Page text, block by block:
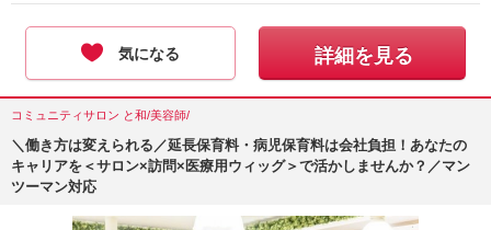
気になる 詳細を見る
コミュニティサロン と和/美容師/
＼働き方は変えられる／延長保育料・病児保育料は会社負担！あなたの
キャリアを＜サロン×訪問×医療用ウィッグ＞で活かしませんか？／マン
ツーマン対応